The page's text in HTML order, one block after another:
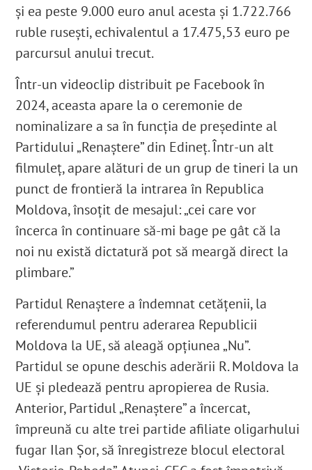
și ea peste 9.000 euro anul acesta și 1.722.766
ruble rusești, echivalentul a 17.475,53 euro pe
parcursul anului trecut.
Într-un videoclip distribuit pe Facebook în
2024, aceasta apare la o ceremonie de
nominalizare a sa în funcția de președinte al
Partidului „Renaștere” din Edineț.Într-un alt
filmuleț, apare alături de un grup de tineri la un
punct de frontieră la intrarea în Republica
Moldova, însoțit de mesajul: „cei care vor
încerca în continuare să-mi bage pe gât că la
noi nu există dictatură pot să meargă direct la
plimbare.”
Partidul Renaștere a îndemnat cetățenii, la
referendumul pentru aderarea Republicii
Moldova la UE, să aleagă opțiunea „Nu”.
Partidul se opune deschis aderării R. Moldova la
UE și pledează pentru apropierea de Rusia.
Anterior, Partidul „Renaștere” a încercat,
împreună cu alte trei partide afiliate oligarhului
fugar Ilan Șor, să înregistreze blocul electoral